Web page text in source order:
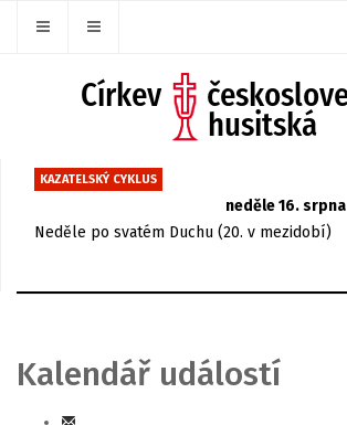
KAZATELSKÝ CYKLUS
neděle 16. srpna
Neděle po svatém Duchu (20. v mezidobí)
Kalendář událostí